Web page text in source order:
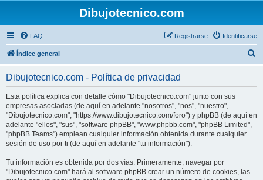
Dibujotecnico.com
FAQ Identificarse
Registrarse
Índice general
Dibujotecnico.com - Política de privacidad
Esta política explica con detalle cómo "Dibujotecnico.com" junto con sus
empresas asociadas (de aquí en adelante "nosotros", "nos", "nuestro",
"Dibujotecnico.com", "https://www.dibujotecnico.com/foro") y phpBB (de aquí en
adelante "ellos", "sus", "software phpBB", "www.phpbb.com", "phpBB Limited",
"phpBB Teams") emplean cualquier información obtenida durante cualquier
sesión de uso por ti (de aquí en adelante "tu información").
Tu información es obtenida por dos vías. Primeramente, navegar por
"Dibujotecnico.com" hará al software phpBB crear un número de cookies, las